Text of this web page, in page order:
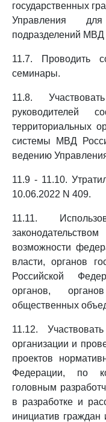
государственных
Управления
подразделений МВД
11.7. Проводить
семинары.
11.8.
руководителей
территориальных
системы МВД
ведению
11.9 - 11.10.
10.06.2022 N 409.
11.11.
возможности
власти, органов
Российской
органов,
общественных
11.12.
организации и
проектов
Федерации, по
головным
в разработке и
инициатив